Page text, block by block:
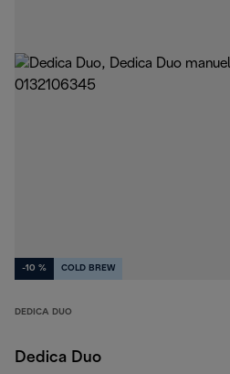
-10 % COLD BREW
DEDICA DUO
Dedica Duo